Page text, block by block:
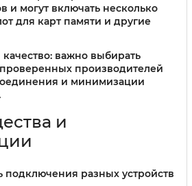
и могут включать несколько
для карт памяти и другие
важно выбирать
производителей
и минимизации
и
подключения разных устройств